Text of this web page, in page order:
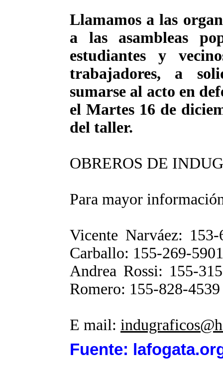
Llamamos a las
a las asambleas
estudiantes y
trabajadores, a
sumarse al acto en
el Martes 16 de
del taller.
OBREROS DE
Para mayor
Vicente
Carballo: 155-269-5901
Andrea Rossi:
Romero: 155-828-4539
E mail:
Fuente: